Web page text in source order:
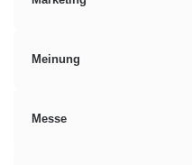
Meinung
Messe